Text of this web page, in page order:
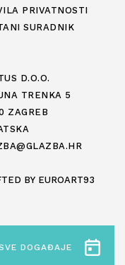
DOGAĐAJE
PRIVATNOSTI
SURADNIK
D.O.O.
TRENKA 5
ZAGREB
BY EUROART93